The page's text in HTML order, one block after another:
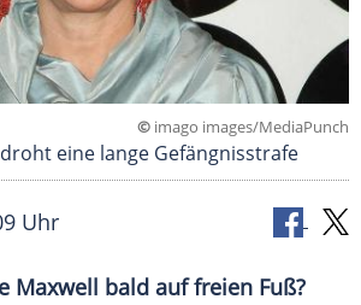
© imago images/MediaPunch
eine lange Gefängnisstrafe
Uhr
Maxwell bald auf freien Fuß?